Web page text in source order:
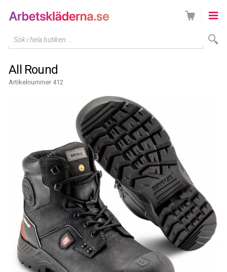
Sök i hela butiken...
All Round
Artikelnummer 412